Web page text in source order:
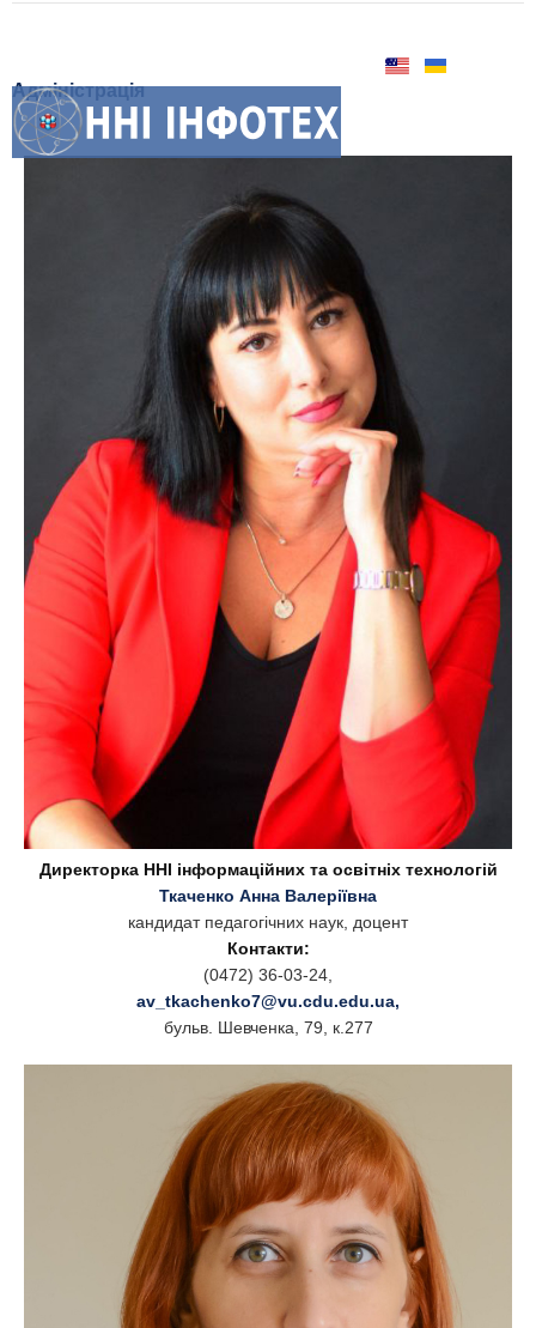
Адміністрація
Директорка ННІ інформаційних та освітніх технологій
Ткаченко Анна Валеріївна
кандидат педагогічних наук, доцент
Контакти:
(0472) 36-03-24,
av_tkachenko7@vu.cdu.edu.ua,
бульв. Шевченка, 79, к.277